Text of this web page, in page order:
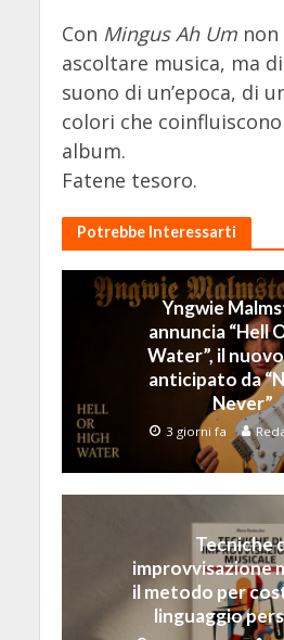
Con Mingus Ah Umnon
ascoltare musica, ma
suono di un’epoca, di
colori che
album.
Fatene tesoro.
Potrebbe Interessarti
Yngwie
annuncia “Hell
Water”, il
anticipato da
Never”
3 giorni fa
Tecniche
improvvisazione
il metodo per
linguaggio